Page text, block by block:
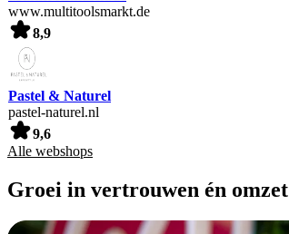
www.multitoolsmarkt.de
8,9
Pastel & Naturel
pastel-naturel.nl
9,6
Alle webshops
Groei in vertrouwen én omzet